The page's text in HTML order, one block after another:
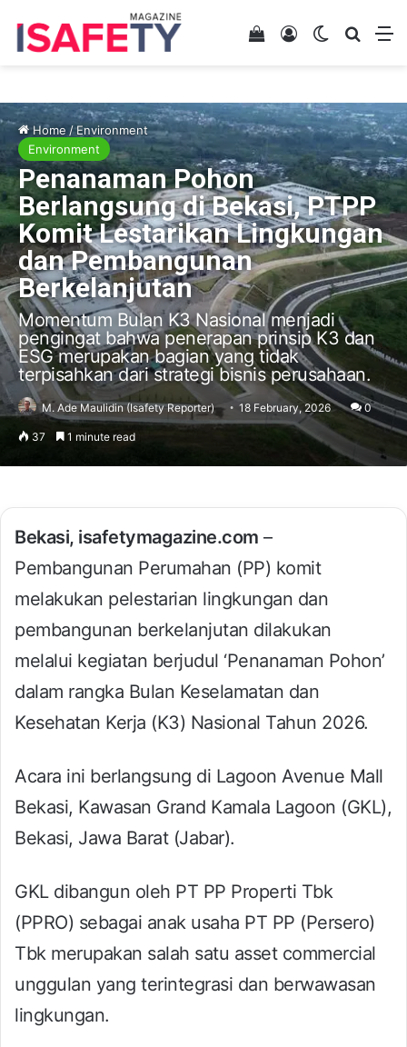
Switch skin
Log In
View your
Home / Environment
Environment
Penanaman Pohon
Berlangsung di Bekasi, PTPP
Komit Lestarikan Lingkungan
dan Pembangunan
Berkelanjutan
Momentum Bulan K3 Nasional menjadi
pengingat bahwa penerapan prinsip K3 dan
ESG merupakan bagian yang tidak
terpisahkan dari strategi bisnis perusahaan.
M. Ade Maulidin (Isafety Reporter) 18 February, 2026 0
37 1 minute read
Bekasi, isafetymagazine.com –
Pembangunan Perumahan (PP) komit
melakukan pelestarian lingkungan dan
pembangunan berkelanjutan dilakukan
melalui kegiatan berjudul ‘Penanaman Pohon’
dalam rangka Bulan Keselamatan dan
Kesehatan Kerja (K3) Nasional Tahun 2026.
Acara ini berlangsung di Lagoon Avenue Mall
Bekasi, Kawasan Grand Kamala Lagoon (GKL),
Bekasi, Jawa Barat (Jabar).
GKL dibangun oleh PT PP Properti Tbk
(PPRO) sebagai anak usaha PT PP (Persero)
Tbk merupakan salah satu asset commercial
unggulan yang terintegrasi dan berwawasan
lingkungan.